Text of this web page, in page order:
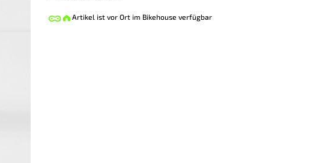
Artikel ist vor Ort im Bikehouse verfügbar